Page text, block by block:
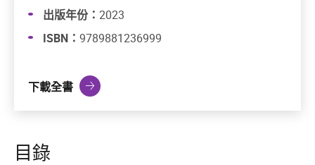
出版年份： 2023
ISBN： 9789881236999
下載全書
目錄